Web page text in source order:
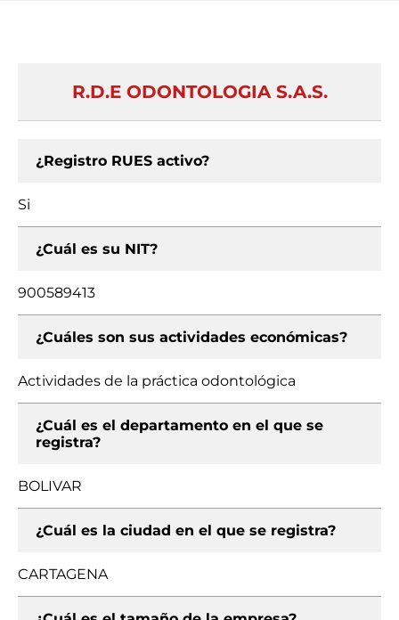
R.D.E ODONTOLOGIA S.A.S.
¿Registro RUES activo?
Si
¿Cuál es su NIT?
900589413
¿Cuáles son sus actividades económicas?
Actividades de la práctica odontológica
¿Cuál es el departamento en el que se
registra?
BOLIVAR
¿Cuál es la ciudad en el que se registra?
CARTAGENA